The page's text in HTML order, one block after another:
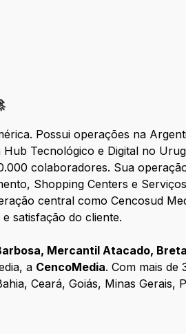
Possui operações na
Tecnológico e Digital no
colaboradores. Sua
Shopping Centers e
central como Cencosud
satisfação do cliente.
Mercantil Atacado,
a CencoMedia. Com mais de
Ceará, Goiás, Minas Gerais,